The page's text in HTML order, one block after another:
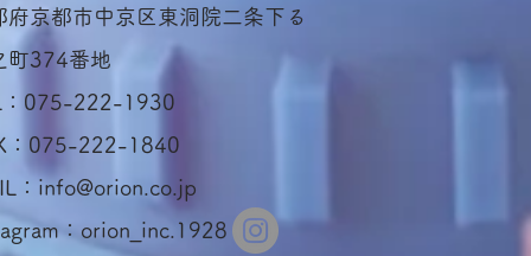
府京都市中京区東洞院二条下る
町374番地
：075-222-1930
：075-222-1840
： info@orion.co.jp
：orion_inc.1928